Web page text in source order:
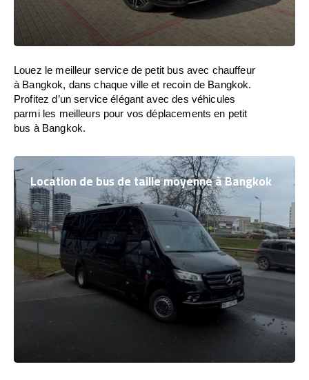
Louez le meilleur service de petit bus avec chauffeur
à Bangkok, dans chaque ville et recoin de Bangkok.
Profitez d’un service élégant avec des véhicules
parmi les meilleurs pour vos déplacements en petit
bus à Bangkok.
Location de bus de taille moyenne à Bangkok